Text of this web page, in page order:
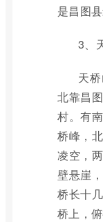
是昌图
3、
天
北靠昌
村。有
桥峰，
凌空，
壁悬崖
桥长十
桥上，